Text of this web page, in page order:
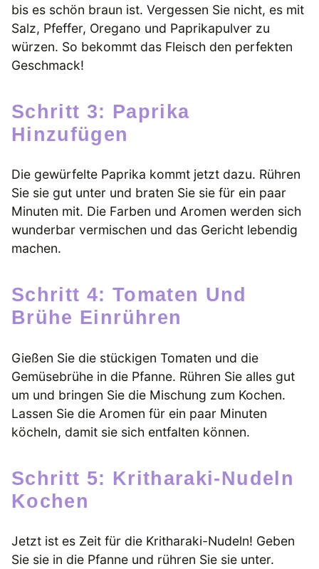
bis es schön braun ist. Vergessen Sie nicht, es mit
Salz, Pfeffer, Oregano und Paprikapulver zu
würzen. So bekommt das Fleisch den perfekten
Geschmack!
Schritt 3: Paprika
Hinzufügen
Die gewürfelte Paprika kommt jetzt dazu. Rühren
Sie sie gut unter und braten Sie sie für ein paar
Minuten mit. Die Farben und Aromen werden sich
wunderbar vermischen und das Gericht lebendig
machen.
Schritt 4: Tomaten Und
Brühe Einrühren
Gießen Sie die stückigen Tomaten und die
Gemüsebrühe in die Pfanne. Rühren Sie alles gut
um und bringen Sie die Mischung zum Kochen.
Lassen Sie die Aromen für ein paar Minuten
köcheln, damit sie sich entfalten können.
Schritt 5: Kritharaki-Nudeln
Kochen
Jetzt ist es Zeit für die Kritharaki-Nudeln! Geben
Sie sie in die Pfanne und rühren Sie sie unter.